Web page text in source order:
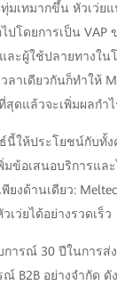
มเทมากขึ้น หัวเว่ย
โดยการเป็น VAP
ละผู้ใช้ปลายทางใน
าเดียวกันก็ทำให้
ดแล้วจะเพิ่มผลกำ
ให้ประโยชน์กับทั้งคู่
มข้อเสนอบริการแล
ยงด้านเดียว:
ว่ยได้อย่างรวดเร็ว
การณ์ 30 ปีในการ
B2B อย่างจำกัด